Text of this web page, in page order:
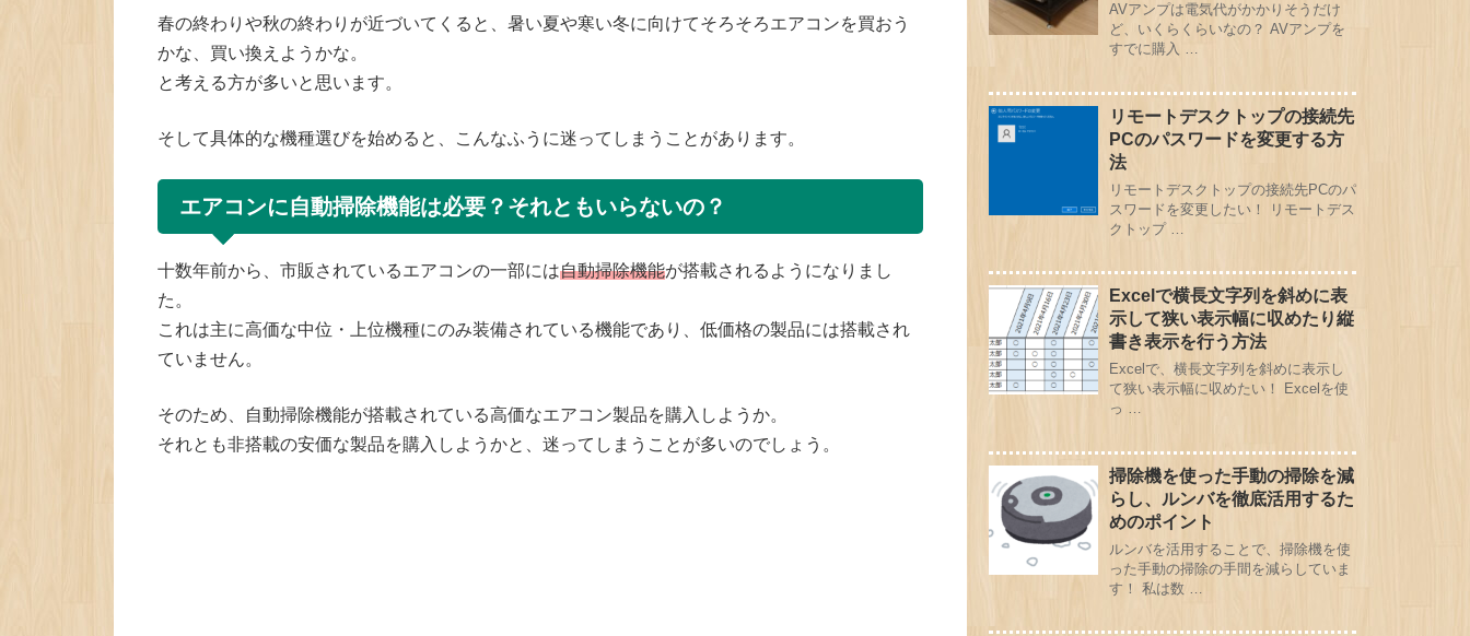
春の終わりや秋の終わりが近づいてくると、暑い夏や寒い冬に向けてそろそろエアコンを買おう
かな、買い換えようかな。
と考える方が多いと思います。
そして具体的な機種選びを始めると、こんなふうに迷ってしまうことがあります。
エアコンに自動掃除機能は必要？それともいらないの？
十数年前から、市販されているエアコンの一部には自動掃除機能が搭載されるようになりまし
た。
これは主に高価な中位・上位機種にのみ装備されている機能であり、低価格の製品には搭載され
ていません。
そのため、自動掃除機能が搭載されている高価なエアコン製品を購入しようか。
それとも非搭載の安価な製品を購入しようかと、迷ってしまうことが多いのでしょう。
AVアンプは電気代がかかりそうだけ
ど、いくらくらいなの？ AVアンプを
すでに購入 …
リモートデスクトップの接続先
PCのパスワードを変更する方
法
リモートデスクトップの接続先PCのパ
スワードを変更したい！ リモートデス
クトップ …
Excelで横長文字列を斜めに表
示して狭い表示幅に収めたり縦
書き表示を行う方法
Excelで、横長文字列を斜めに表示し
て狭い表示幅に収めたい！ Excelを使
っ …
掃除機を使った手動の掃除を減
らし、ルンバを徹底活用するた
めのポイント
ルンバを活用することで、掃除機を使
った手動の掃除の手間を減らしていま
す！ 私は数 …